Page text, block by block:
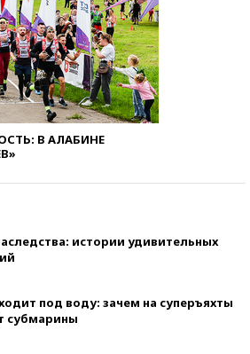
В АЛАБИНЕ
истории удивительных
под воду: зачем на суперъяхты
субмарины